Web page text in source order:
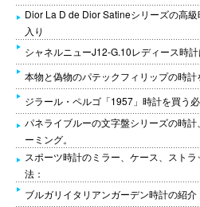
Dior La D de Dior Satineシリーズの高
入り
シャネルニューJ12-G.10レディース時
本物と偽物のパテックフィリップの時計
ジラール・ペルゴ「1957」時計を買う
パネライブルーの文字盤シリーズの時計
ーミング。
スポーツ時計のミラー、ケース、スト
法：
ブルガリイタリアンガーデン時計の紹介